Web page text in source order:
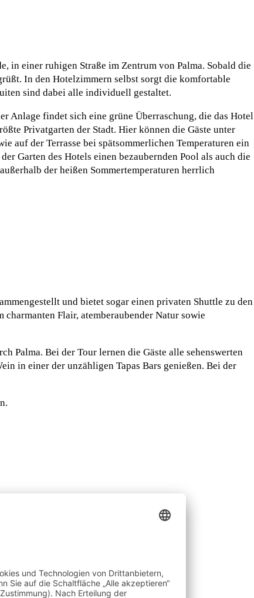
in einer ruhigen Straße im Zentrum von Palma. Sobald die
In den Hotelzimmern selbst sorgt die komfortable
sind dabei alle individuell gestaltet.
Anlage findet sich eine grüne Überraschung, die das Hotel
Privatgarten der Stadt. Hier können die Gäste unter
auf der Terrasse bei spätsommerlichen Temperaturen ein
Garten des Hotels einen bezaubernden Pool als auch die
der heißen Sommertemperaturen herrlich
und bietet sogar einen privaten Shuttle zu den
Flair, atemberaubender Natur sowie
Palma. Bei der Tour lernen die Gäste alle sehenswerten
in einer der unzähligen Tapas Bars genießen. Bei der